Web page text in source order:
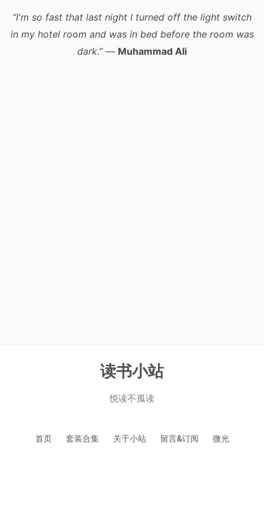
“I'm so fast that last night I turned off the light switch
in my hotel room and was in bed before the room was
dark.”— Muhammad Ali
读书小站
悦读不孤读
首页 套装合集 关于小站 留言&订阅 微光